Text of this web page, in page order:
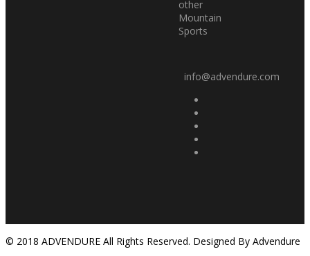
other
Mountain
Sports
info@advendure.com
© 2018 ADVENDURE All Rights Reserved. Designed By Advendure